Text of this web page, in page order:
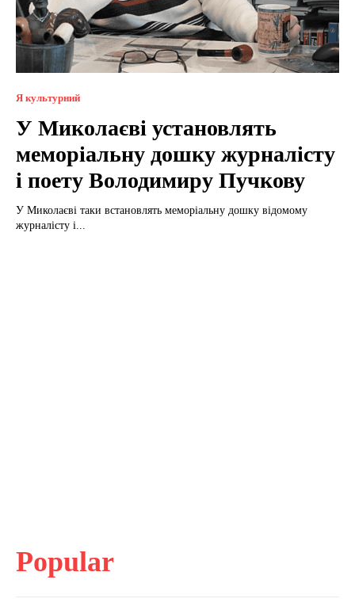
Я культурний
У Миколаєві установлять
меморіальну дошку журналісту
і поету Володимиру Пучкову
У Миколаєві таки встановлять меморіальну дошку відомому
журналісту і...
Popular